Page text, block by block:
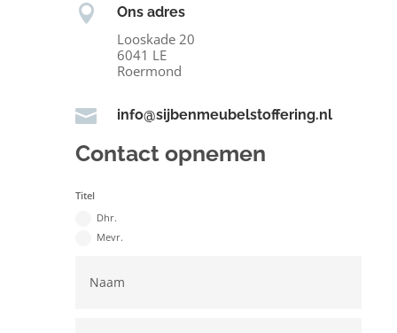
 Ons adres
Looskade 20
6041 LE
Roermond
 info@sijbenmeubelstoffering.nl
Contact opnemen
Titel
Dhr.
Mevr.